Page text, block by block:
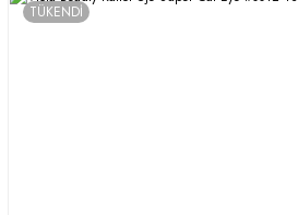
TÜKENDİ